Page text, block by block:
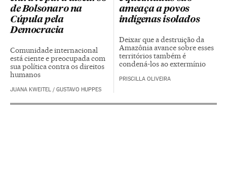
de Bolsonaro na
Cúpula pela
Democracia
JUANA KWEITEL / GUSTAVO HUPPES
Comunidade internacional
está ciente e preocupada com
sua política contra os direitos
humanos
ameaça a povos
indígenas isolados
PRISCILLA OLIVEIRA
Deixar que a destruição da
Amazônia avance sobre esses
territórios também é
condená-los ao extermínio